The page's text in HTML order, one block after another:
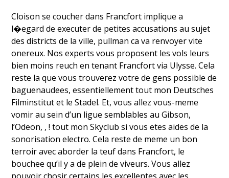
Cloison se coucher dans Francfort implique a
l�egard de executer de petites accusations au sujet
des districts de la ville, pullman ca va renvoyer vite
onereux. Nos experts vous proposent les vols leurs
bien moins reuch en tenant Francfort via Ulysse. Cela
reste la que vous trouverez votre de gens possible de
baguenaudees, essentiellement tout mon Deutsches
Filminstitut et le Stadel. Et, vous allez vous-meme
vomir au sein d’un ligue semblables au Gibson,
l’Odeon, , ! tout mon Skyclub si vous etes aides de la
sonorisation electro. Cela reste de meme un bon
terroir avec aborder la teuf dans Francfort, le
bouchee qu’il y a de plein de viveurs. Vous allez